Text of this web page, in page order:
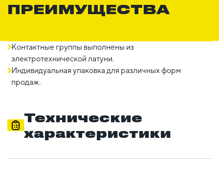
ПРЕИМУЩЕСТВА
Контактные группы выполнены из
электротехнической латуни.
Индивидуальная упаковка для различных форм
продаж.
Технические
характеристики